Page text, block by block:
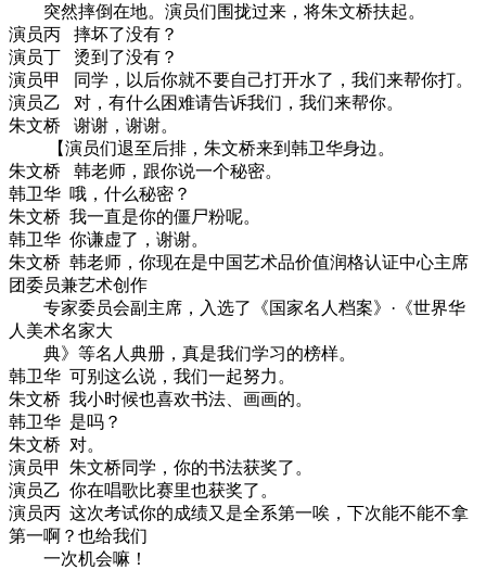
突然摔倒在地。演员们围拢过来，将朱文桥扶起。
演员丙 摔坏了没有？
演员丁 烫到了没有？
演员甲 同学，以后你就不要自己打开水了，我们来帮你打。
演员乙 对，有什么困难请告诉我们，我们来帮你。
朱文桥 谢谢，谢谢。
【演员们退至后排，朱文桥来到韩卫华身边。
朱文桥 韩老师，跟你说一个秘密。
韩卫华 哦，什么秘密？
朱文桥 我一直是你的僵尸粉呢。
韩卫华 你谦虚了，谢谢。
朱文桥 韩老师，你现在是中国艺术品价值润格认证中心主席
团委员兼艺术创作
专家委员会副主席，入选了
《国家名人档案》·《世界华
人美术名家大
典》等名人典册 ，真是我们学习的榜样。
韩卫华 可别这么说，我们一起努力。
朱文桥 我小时候也喜欢书法、画画的。
韩卫华 是吗？
朱文桥 对。
演员甲 朱文桥同学，你的书法获奖了。
演员乙 你在唱歌比赛里也获奖了。
演员丙 这次考试你的成绩又是全系第一唉，下次能不能不拿
第一啊？也给我们
一次机会嘛！